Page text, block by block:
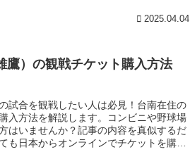
2025.04.04
鷹）の観戦チケット購入方法
試合を観戦したい人は必見！台南在住の
入方法を解説します。コンビニや野球場
はいませんか？記事の内容を真似するだ
も日本からオンラインでチケットを購入